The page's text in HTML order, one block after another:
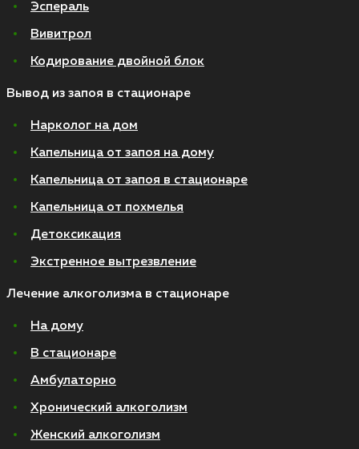
Эспераль
Вивитрол
Кодирование двойной блок
Вывод из запоя в стационаре
Нарколог на дом
Капельница от запоя на дому
Капельница от запоя в стационаре
Капельница от похмелья
Детоксикация
Экстренное вытрезвление
Лечение алкоголизма в стационаре
На дому
В стационаре
Амбулаторно
Хронический алкоголизм
Женский алкоголизм